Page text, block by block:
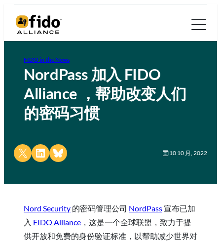
FIDO in the News
NordPass 加入 FIDO
Alliance ，帮助改变人们
的密码习惯
Share on X Share on LinkedIn
Share on Bluesky 10 10 月, 2022
Nord Security 的密码管理公司 NordPass宣布已加
入 FIDO Alliance ，这是一个全球联盟，致力于提
供开放和免费的身份验证标准，以帮助减少世界对